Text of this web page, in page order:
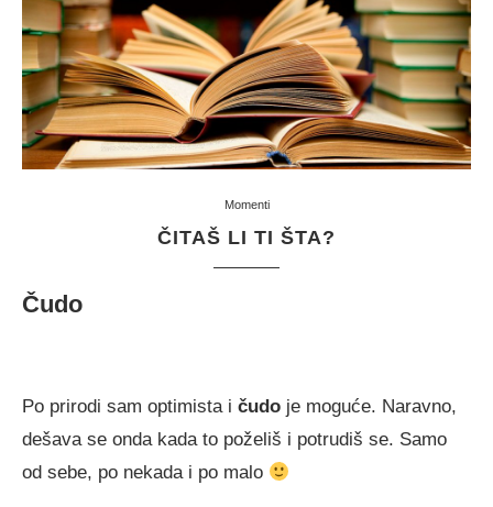
Momenti
ČITAŠ LI TI ŠTA?
Čudo
Po prirodi sam optimista i čudo je moguće. Naravno,
dešava se onda kada to poželiš i potrudiš se. Samo
od sebe, po nekada i po malo